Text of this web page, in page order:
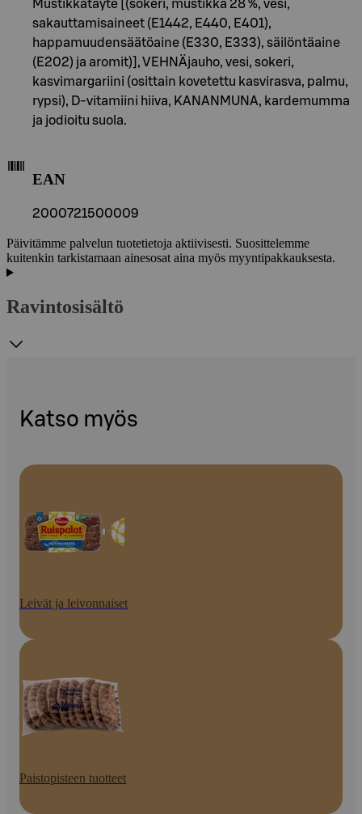
Mustikkatäyte [(sokeri, mustikka 28 %, vesi,
sakauttamisaineet (E1442, E440, E401),
happamuudensäätöaine (E330, E333), säilöntäaine
(E202) ja aromit)], VEHNÄjauho, vesi, sokeri,
kasvimargariini (osittain kovetettu kasvirasva, palmu,
rypsi), D-vitamiini hiiva, KANANMUNA, kardemumma
ja jodioitu suola.
EAN
2000721500009
Päivitämme palvelun tuotetietoja aktiivisesti. Suosittelemme
kuitenkin tarkistamaan ainesosat aina myös myyntipakkauksesta.
Ravintosisältö
Katso myös
Leivät ja leivonnaiset
Paistopisteen tuotteet